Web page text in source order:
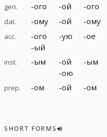
gen. -ого -ой -ого
dat. -ому -ой -ому
acc. -ого
-ый
-ую -ое
inst. -ым -ой
-ою
-ым
prep. -ом -ой -ом
SHORT FORMS